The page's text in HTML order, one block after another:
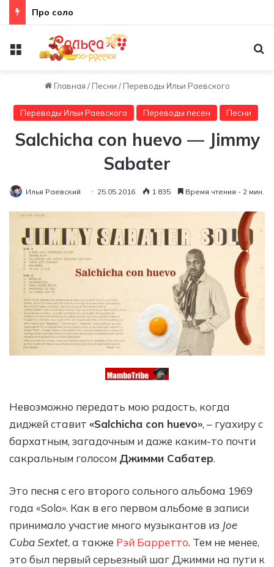
Про соло
Меню
Главная / Песни / Переводы Ильи Раевского
Переводы Ильи Раевского Переводы песен Песни
Salchicha con huevo — Jimmy
Sabater
Илья Раевский 25.05.2016 1 835 Время чтения - 2 мин.
Невозможно передать мою радость, когда
диджей ставит «Salchicha con huevo», – гуахиру с
бархатным, загадочным и даже каким-то почти
сакральным голосом Джимми Сабатер.
Это песня с его второго сольного альбома 1969
года «Solo». Как в его первом альбоме в записи
принимало участие много музыкантов из Joe
Cuba Sextet, а также Рэй Барретто. Тем не менее,
это был первый серьезный шаг Джимми на пути к